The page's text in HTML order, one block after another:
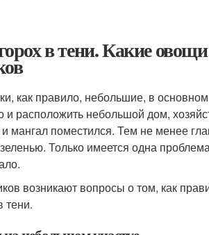
в тени. Какие
как правило, небольшие, в основном
и расположить небольшой дом,
мангал поместился. Тем не менее
Только имеется одна
возникают вопросы о том, как
тени.